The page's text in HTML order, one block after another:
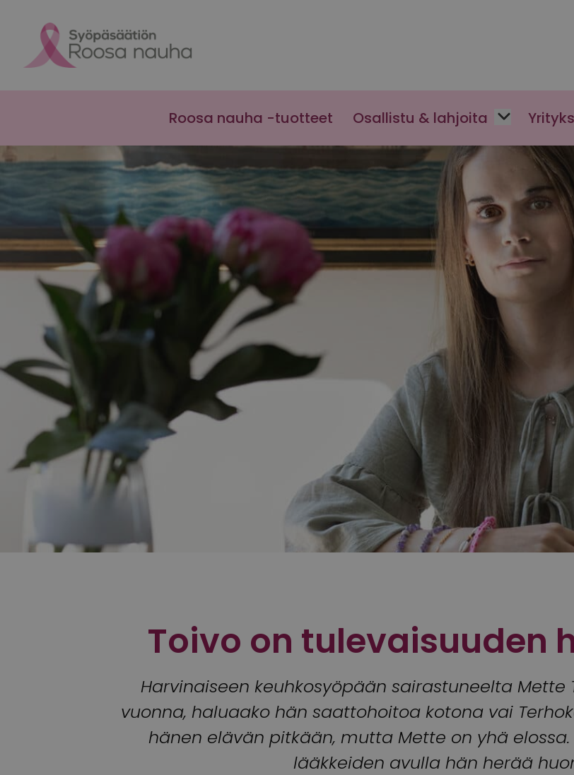
Roosa nauha -tuotteet Osallistu & lahjoita
Toivo on tulevaisuuden
Harvinaiseen keuhkosyöpään sairastuneelta
vuonna, haluaako hän saattohoitoa kotona vai
hänen elävän pitkään, mutta Mette on yhä
lääkkeiden avulla hän herää